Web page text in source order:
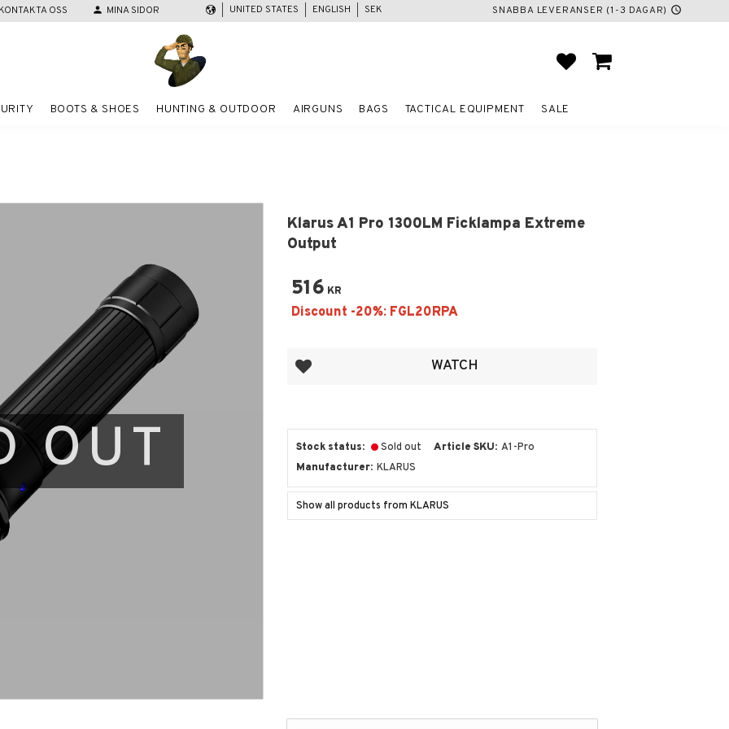
OSS person MINA SIDOR SNABBA LEVERANSER (1-3 DAGAR) schedule
UNITED STATES ENGLISH SEK
FAVORITES
BASKET
BOOTS & SHOES HUNTING & OUTDOOR AIRGUNS BAGS TACTICAL EQUIPMENT SALE
Klarus A1 Pro 1300LM Ficklampa Extreme
Output
OUT
516 KR
Add to favorites WATCH
Stock status Sold out Article SKU A1-Pro
Manufacturer KLARUS
Show all products from KLARUS